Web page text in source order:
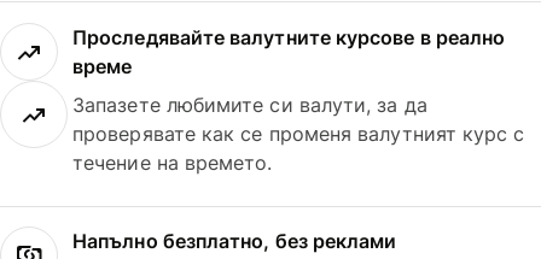
Проследявайте валутните курсове в реално
време
Запазете любимите си валути, за да
проверявате как се променя валутният курс с
течение на времето.
Напълно безплатно, без реклами